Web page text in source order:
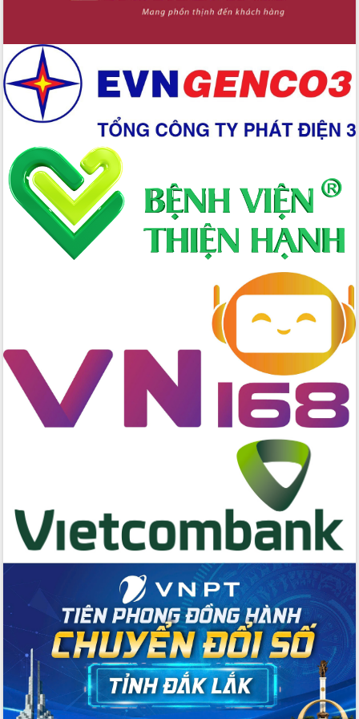
Đắk Lắk định vị thương hiệu du lịch
gian phát triển mới
Hội nghị chia sẻ kinh nghiệm, chuyển
giao kỹ thuật y tế, định hướng phát
triển chuyên sâu đến 2030
Chuyển đổi số mở ra không gian phát
triển trong lĩnh vực văn hóa, du lịch
Công bố quyết định của Ban Thường
vụ Tỉnh ủy về công tác cán bộ.
Thủ tướng Phạm Minh Chính: Khẩn
trương tái thiết cuộc sống người dân
sau thiên tai
Tập trung nâng cao chất lượng, tổ
chức sản xuất sầu riêng theo hướng
Triết dự Ngày hội đại đoàn kết tại
Buôn Đăk Tuôr, xã Cư Pui
Khởi công xây dựng Trường Phổ thông
nội trú liên cấp tiểu học và THCS xã Ia
phòng, chống bão số 13 tại các địa
bàn xung yếu
Tập trung đẩy nhanh giải ngân nguồn
Xã Ea H'leo giữ vững và nâng cao chất
lượng các tiêu chí nông thôn mới
Công bố quyết định của Ban Thường
vụ Tỉnh ủy về công tác cán bộ
Nâng cao trách nhiệm người đứng
đầu, phát huy tinh thần chủ động,
sáng tạo để đảm bảo tiến độ giải ngân
vốn đầu tư công năm 2025